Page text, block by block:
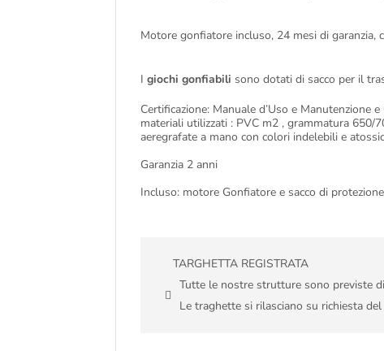
Motore gonfiatore incluso, 24 mesi di garanzia,
I giochi gonfiabili sono dotati di sacco per il
Certificazione: Manuale d’Uso e Manutenzione
materiali utilizzati : PVC m2 , grammatura 650/
aeregrafate a mano con colori indelebili e
Garanzia 2 anni
Incluso: motore Gonfiatore e sacco di
TARGHETTA REGISTRATA
Tutte le nostre strutture sono previste
Le traghette si rilasciano su richiesta